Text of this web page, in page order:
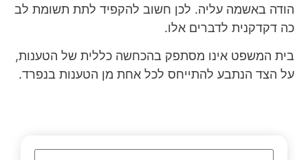
הודה באשמה עליה. לכן חשוב להקפיד לתת תשומת לב
כה דקדקנית לדברים אלו.
בית המשפט אינו מסתפק בהכחשה כללית של הטענות,
על הצד הנתבע להתייחס לכל אחת מן הטענות בנפרד.